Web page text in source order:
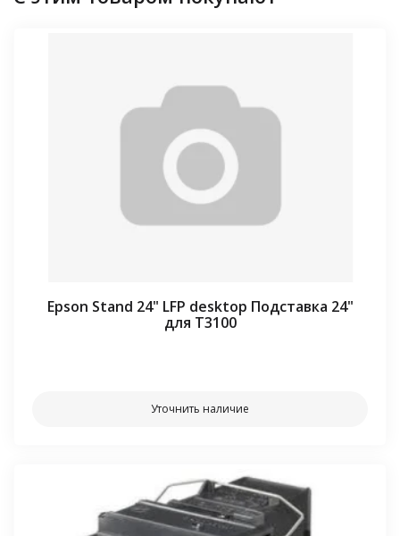
Epson Stand 24" LFP desktop Подставка 24"
для T3100
Уточнить наличие